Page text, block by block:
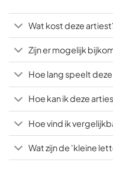
Wat kost deze
Zijn er mogelijk
Hoe lang speelt
Hoe kan ik deze
Hoe vind ik
Wat zijn de 'kleine